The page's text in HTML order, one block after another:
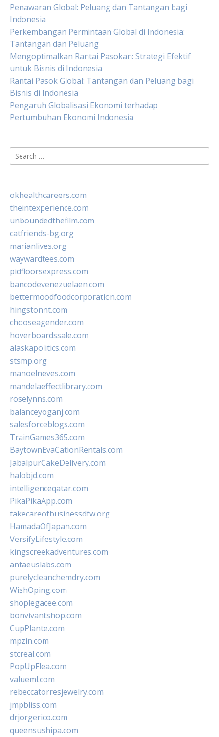
Penawaran Global: Peluang dan Tantangan bagi
Indonesia
Perkembangan Permintaan Global di Indonesia:
Tantangan dan Peluang
Mengoptimalkan Rantai Pasokan: Strategi Efektif
untuk Bisnis di Indonesia
Rantai Pasok Global: Tantangan dan Peluang bagi
Bisnis di Indonesia
Pengaruh Globalisasi Ekonomi terhadap
Pertumbuhan Ekonomi Indonesia
Search
for:
okhealthcareers.com
theintexperience.com
unboundedthefilm.com
catfriends-bg.org
marianlives.org
waywardtees.com
pidfloorsexpress.com
bancodevenezuelaen.com
bettermoodfoodcorporation.com
hingstonnt.com
chooseagender.com
hoverboardssale.com
alaskapolitics.com
stsmp.org
manoelneves.com
mandelaeffectlibrary.com
roselynns.com
balanceyoganj.com
salesforceblogs.com
TrainGames365.com
BaytownEvaCationRentals.com
JabalpurCakeDelivery.com
halobjd.com
intelligenceqatar.com
PikaPikaApp.com
takecareofbusinessdfw.org
HamadaOfJapan.com
VersifyLifestyle.com
kingscreekadventures.com
antaeuslabs.com
purelycleanchemdry.com
WishOping.com
shoplegacee.com
bonvivantshop.com
CupPlante.com
mpzin.com
stcreal.com
PopUpFlea.com
valueml.com
rebeccatorresjewelry.com
jmpbliss.com
drjorgerico.com
queensushipa.com